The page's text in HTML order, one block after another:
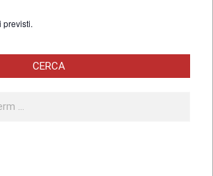
previsti.
CERCA